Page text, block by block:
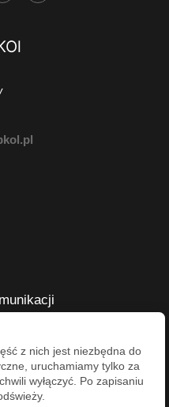
z nich jest niezbędna do
uruchamiamy tylko za
wyłączyć. Po zapisaniu